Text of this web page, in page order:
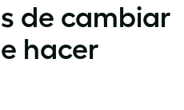
de cambiar
hacer